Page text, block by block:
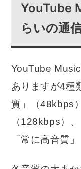
YouTube
らいの通
YouTube
ありますが4種
質」（48kbps
（128kbps）
「常に高音質